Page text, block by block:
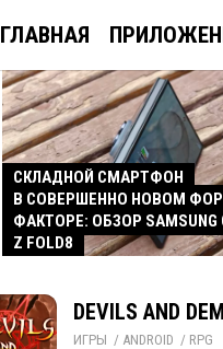
ГЛАВНАЯ
СКЛАДНОЙ СМАРТФОН
В СОВЕРШЕННО НОВОМ
ФАКТОРЕ: ОБЗОР SAMSUNG
Z FOLD8
DEVILS AND
ИГРЫ / ANDROID / RPG